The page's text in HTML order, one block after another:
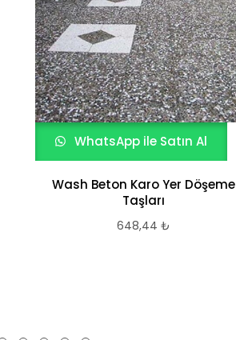
WhatsApp ile Satın Al
Wash Beton Karo Yer Döşeme
Taşları
648,44 ₺